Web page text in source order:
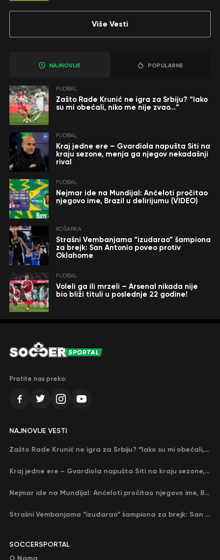
Više Vesti
NAJNOVIJE POPULARNE
FUDBAL
Zašto Rade Krunić ne igra za Srbiju? “Iako
su mi obećali, niko me nije zvao…”
FUDBAL
Kraj jedne ere – Gvardiola napušta Siti na
kraju sezone, menja ga njegov nekadašnji
rival
FUDBAL
Nejmar ide na Mundijal: Anćeloti pročitao
njegovo ime, Brazil u delirijumu (VIDEO)
KOŠARKA
Strašni Vembanjama “izudarao” šampiona
za brejk: San Antonio poveo protiv
Oklahome
FUDBAL
Voleli ga ili mrzeli – Arsenal nikada nije
bio bliži tituli u poslednje 22 godine!
Pratite nas preko:
SOCCERSPORTAL
NAJNOVIJE VESTI
Zašto Rade Krunić ne igra za Srbiju? “Iako su mi obećali, niko me nije zvao…”
Kraj jedne ere – Gvardiola napušta Siti na kraju sezone, menja ga njegov nekadašnji rival
Nejmar ide na Mundijal: Anćeloti pročitao njegovo ime, Brazil u delirijumu (VIDEO)
Strašni Vembanjama “izudarao” šampiona za brejk: San Antonio poveo protiv Oklahome